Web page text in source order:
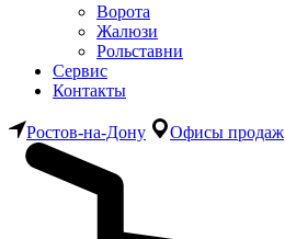
Ворота
Жалюзи
Рольставни
Сервис
Контакты
Ростов-на-Дону Офисы продаж